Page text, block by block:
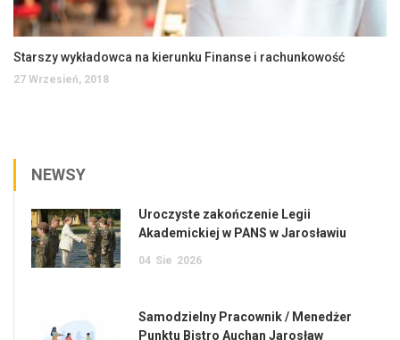
Starszy wykładowca na kierunku Finanse i rachunkowość
27 Wrzesień, 2018
NEWSY
Uroczyste zakończenie Legii
Akademickiej w PANS w Jarosławiu
04 Sie 2026
Samodzielny Pracownik / Menedżer
Punktu Bistro Auchan Jarosław